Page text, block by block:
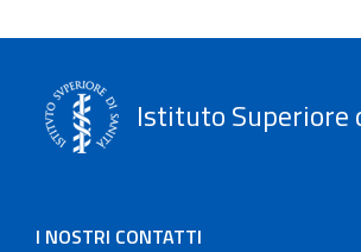
Istituto Superiore
I NOSTRI CONTATTI